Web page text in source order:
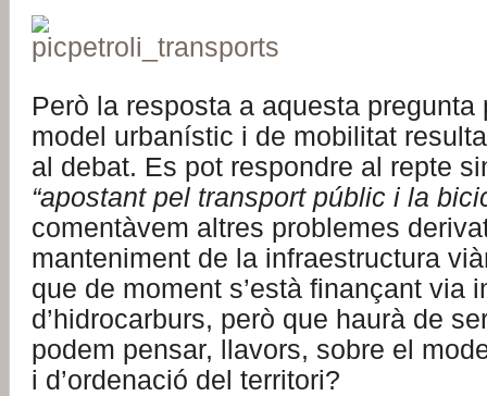
Però la resposta a aquesta pregunta
model urbanístic i de mobilitat
al debat. Es pot respondre al repte
“apostant pel transport públic i la
comentàvem altres problemes
manteniment de la infraestructura
que de moment s’està finançant via
d’hidrocarburs, però que haurà de
podem pensar, llavors, sobre el
i d’ordenació del territori?